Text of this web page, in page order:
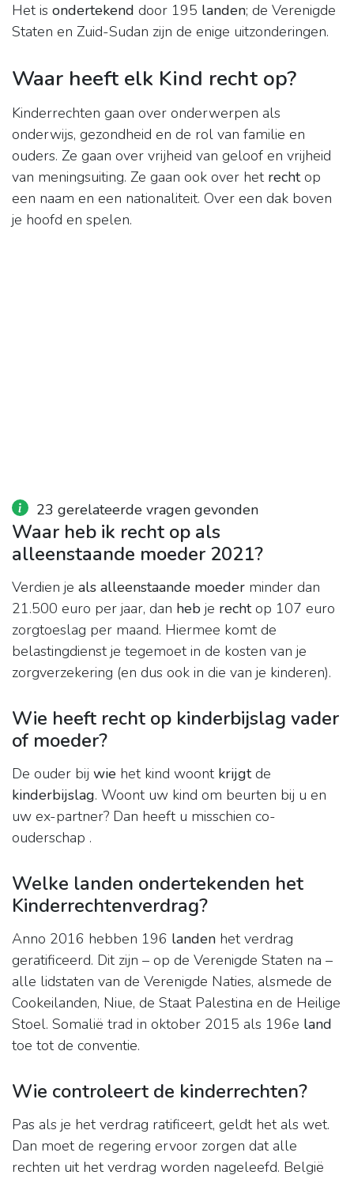
Het is ondertekend door 195 landen; de Verenigde
Staten en Zuid-Sudan zijn de enige uitzonderingen.
Waar heeft elk Kind recht op?
Kinderrechten gaan over onderwerpen als
onderwijs, gezondheid en de rol van familie en
ouders. Ze gaan over vrijheid van geloof en vrijheid
van meningsuiting. Ze gaan ook over het rechtop
een naam en een nationaliteit. Over een dak boven
je hoofd en spelen.
23 gerelateerde vragen gevonden
Waar heb ik recht op als
alleenstaande moeder 2021?
Verdien je als alleenstaande moeder minder dan
21.500 euro per jaar, dan heb je rechtop 107 euro
zorgtoeslag per maand. Hiermee komt de
belastingdienst je tegemoet in de kosten van je
zorgverzekering (en dus ook in die van je kinderen).
Wie heeft recht op kinderbijslag vader
of moeder?
De ouder bij wie het kind woont krijgtde
kinderbijslag. Woont uw kind om beurten bij u en
uw ex-partner? Dan heeft u misschien co-
ouderschap .
Welke landen ondertekenden het
Kinderrechtenverdrag?
Anno 2016 hebben 196 landen het verdrag
geratificeerd. Dit zijn – op de Verenigde Staten na –
alle lidstaten van de Verenigde Naties, alsmede de
Cookeilanden, Niue, de Staat Palestina en de Heilige
Stoel. Somalië trad in oktober 2015 als 196e land
toe tot de conventie.
Wie controleert de kinderrechten?
Pas als je het verdrag ratificeert, geldt het als wet.
Dan moet de regering ervoor zorgen dat alle
rechten uit het verdrag worden nageleefd. België